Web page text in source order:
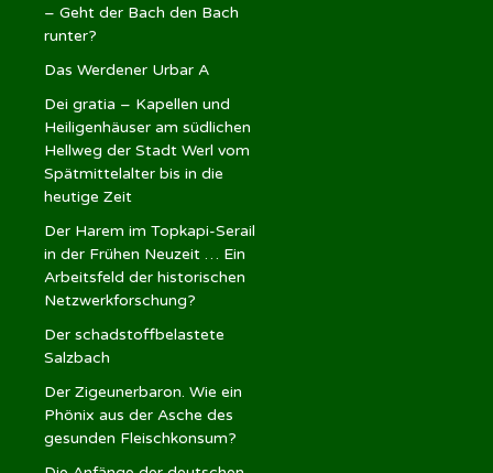
– Geht der Bach den Bach
runter?
Das Werdener Urbar A
Dei gratia – Kapellen und
Heiligenhäuser am südlichen
Hellweg der Stadt Werl vom
Spätmittelalter bis in die
heutige Zeit
Der Harem im Topkapi-Serail
in der Frühen Neuzeit … Ein
Arbeitsfeld der historischen
Netzwerkforschung?
Der schadstoffbelastete
Salzbach
Der Zigeunerbaron. Wie ein
Phönix aus der Asche des
gesunden Fleischkonsum?